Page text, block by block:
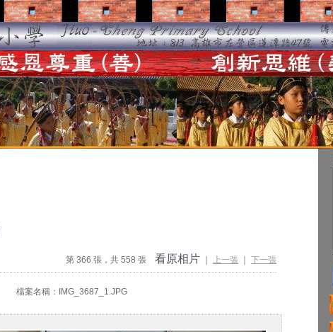
第 366 張，共 558 張 看原相片 上一張 下一張
檔案名稱：IMG_3687_1.JPG